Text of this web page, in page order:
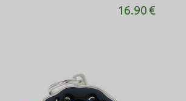
16.90€